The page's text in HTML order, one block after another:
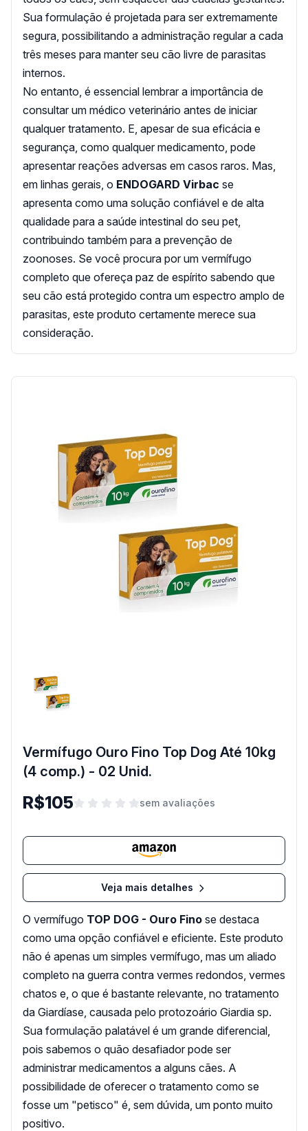
Sua formulação é projetada para ser extremamente
segura, possibilitando a administração regular a cada
três meses para manter seu cão livre de parasitas
internos.
No entanto, é essencial lembrar a importância de
consultar um médico veterinário antes de iniciar
qualquer tratamento. E, apesar de sua eficácia e
segurança, como qualquer medicamento, pode
apresentar reações adversas em casos raros. Mas,
em linhas gerais, o ENDOGARD Virbac se
apresenta como uma solução confiável e de alta
qualidade para a saúde intestinal do seu pet,
contribuindo também para a prevenção de
zoonoses. Se você procura por um vermífugo
completo que ofereça paz de espírito sabendo que
seu cão está protegido contra um espectro amplo de
parasitas, este produto certamente merece sua
consideração.
Vermífugo Ouro Fino Top Dog Até 10kg
(4 comp.) - 02 Unid.
R$105 sem avaliações
Veja mais detalhes
O vermífugo TOP DOG - Ouro Fino se destaca
como uma opção confiável e eficiente. Este produto
não é apenas um simples vermífugo, mas um aliado
completo na guerra contra vermes redondos, vermes
chatos e, o que é bastante relevante, no tratamento
da Giardíase, causada pelo protozoário Giardia sp.
Sua formulação palatável é um grande diferencial,
pois sabemos o quão desafiador pode ser
administrar medicamentos a alguns cães. A
possibilidade de oferecer o tratamento como se
fosse um "petisco" é, sem dúvida, um ponto muito
positivo.